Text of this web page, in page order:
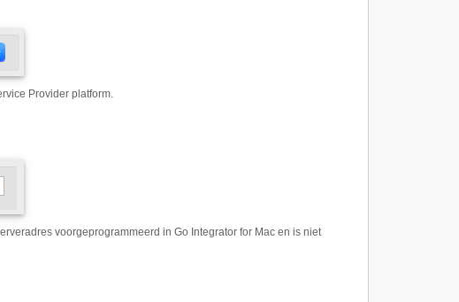
Provider platform.
voorgeprogrammeerd in Go Integrator for Mac en is niet